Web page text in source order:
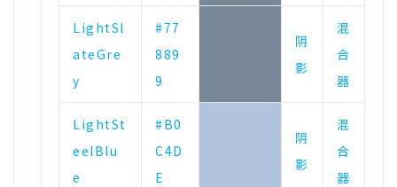
LightSl
ateGre
y
#77
889
9
阴
影
混
合
器
LightSt
eelBlu
e
#B0
C4D
E
阴
影
混
合
器